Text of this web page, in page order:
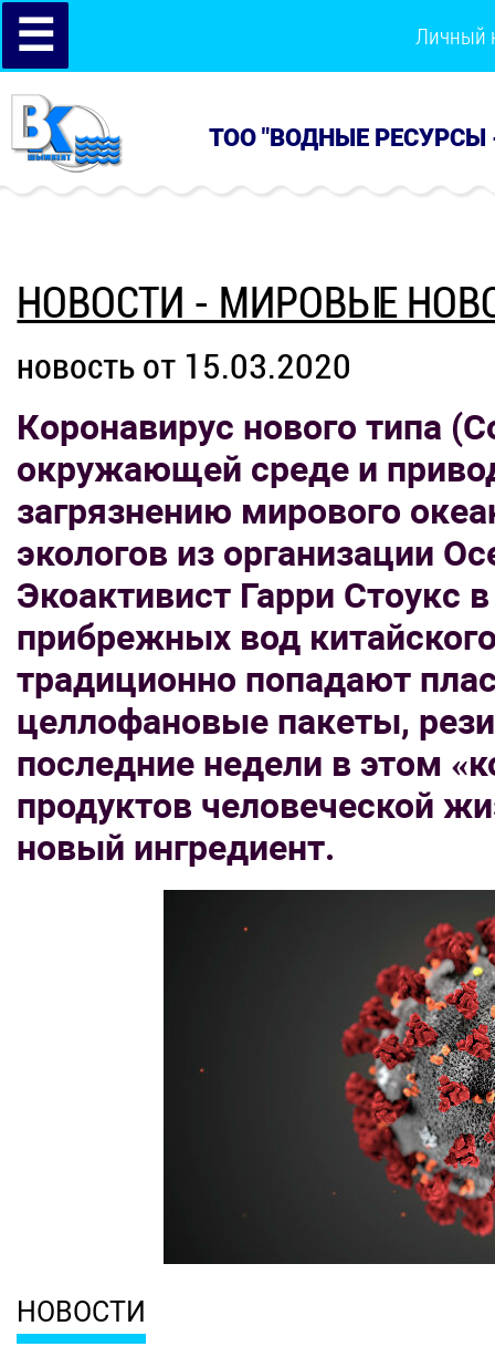
☰ Личный
ТОО "ВОДНЫЕ РЕСУРСЫ
НОВОСТИ - МИРОВЫЕ
новость от 15.03.2020
Коронавирус нового типа
окружающей среде и
загрязнению мирового
экологов из организации
Экоактивист Гарри Стоукс
прибрежных вод
традиционно попадают
целлофановые пакеты,
последние недели в этом
продуктов человеческой
новый ингредиент.
НОВОСТИ